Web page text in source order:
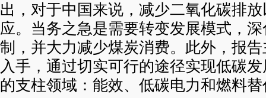
出，对于中国来说，减少二氧化碳排
应。当务之急是需要转变发展模式，
制，并大力减少煤炭消费。此外，报
入手，通过切实可行的途径实现低碳
的支柱领域：能效、低碳电力和燃料